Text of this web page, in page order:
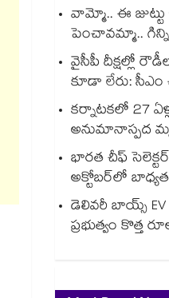
వామ్మో.. ఈ
పెంచావమ్మా..
వైసీపీ దీక్షల్లో
కూడా లేరు: సీఎం
కర్నాటకలో 27
అనుమానాస్పద
భారత చీఫ్
అక్టోబర్‌లో
డెలివరీ బాయ్స్
ప్రభుత్వం కొత్త